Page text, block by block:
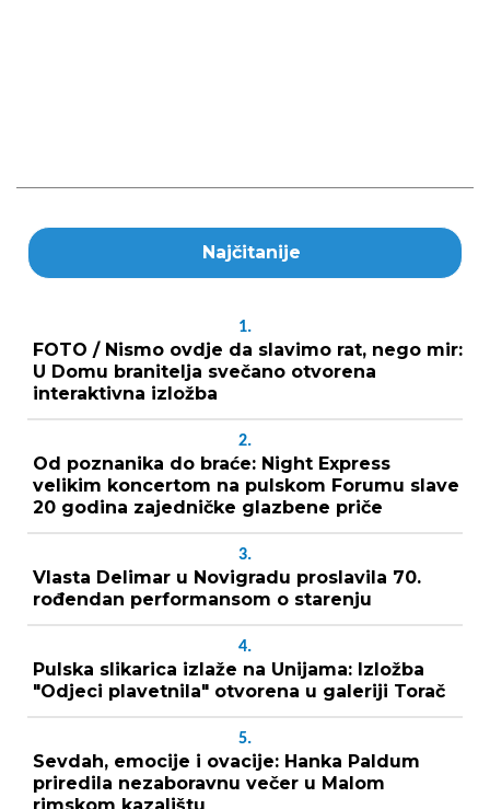
Najčitanije
1.
FOTO / Nismo ovdje da slavimo rat, nego mir:
U Domu branitelja svečano otvorena
interaktivna izložba
2.
Od poznanika do braće: Night Express
velikim koncertom na pulskom Forumu slave
20 godina zajedničke glazbene priče
3.
Vlasta Delimar u Novigradu proslavila 70.
rođendan performansom o starenju
4.
Pulska slikarica izlaže na Unijama: Izložba
"Odjeci plavetnila" otvorena u galeriji Torač
5.
Sevdah, emocije i ovacije: Hanka Paldum
priredila nezaboravnu večer u Malom